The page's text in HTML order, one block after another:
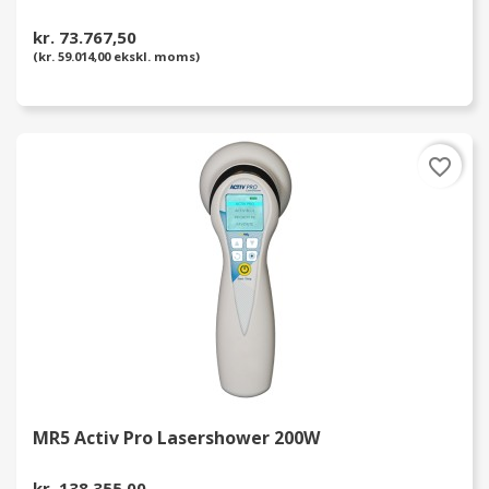
kr. 73.767,50
(kr. 59.014,00 ekskl. moms)
MR5 Activ Pro Lasershower 200W
favorite_border